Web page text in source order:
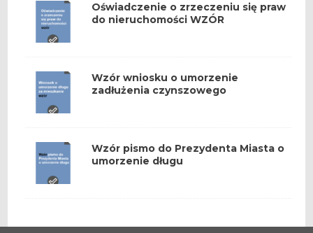
Oświadczenie o zrzeczeniu się praw
do nieruchomości WZÓR
Wzór wniosku o umorzenie
zadłużenia czynszowego
Wzór pismo do Prezydenta Miasta o
umorzenie długu